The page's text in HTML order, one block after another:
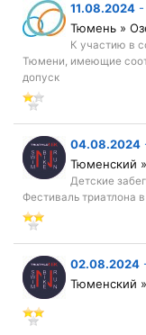
11.08.2024 -
Тюмень »
К участию в
Тюмени, имеющие
допуск
04.08.2024
Тюменский
Детские
Фестиваль триатлона
02.08.2024
Тюменский